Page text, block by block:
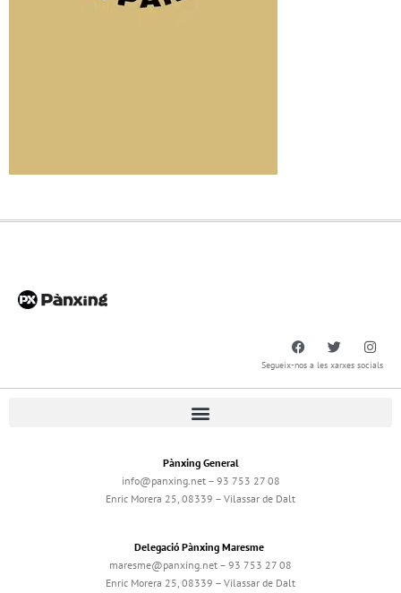
Segueix-nos a les xarxes socials
Pànxing General
info@panxing.net – 93 753 27 08
Enric Morera 25, 08339 – Vilassar de Dalt
Delegació Pànxing Maresme
maresme@panxing.net – 93 753 27 08
Enric Morera 25, 08339 – Vilassar de Dalt